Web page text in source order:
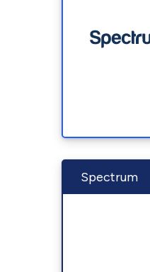
Spectrum